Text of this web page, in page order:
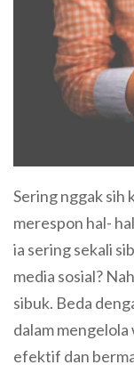
Sering nggak sih
merespon hal-
ia sering sekali
media sosial?
sibuk. Beda
dalam
efektif dan